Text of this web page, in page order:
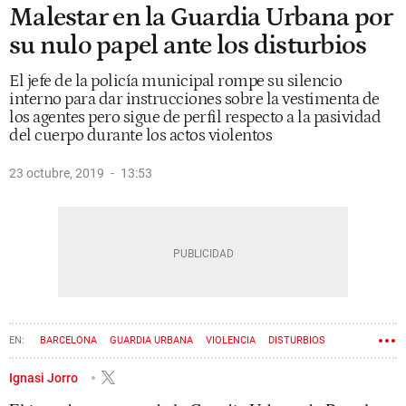
Malestar en la Guardia Urbana por
su nulo papel ante los disturbios
El jefe de la policía municipal rompe su silencio
interno para dar instrucciones sobre la vestimenta de
los agentes pero sigue de perfil respecto a la pasividad
del cuerpo durante los actos violentos
23 octubre, 2019 13:53
BARCELONA GUARDIA URBANA VIOLENCIA DISTURBIOS
Ignasi Jorro